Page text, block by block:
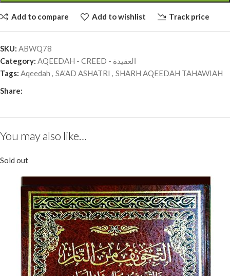
Add to compare Add to wishlist Track price
SKU: ABWQ78
Category:
AQEEDAH - CREED - العقيدة
Tags: Aqeedah , SA'AD ASHATRI , SHARH AQEEDAH TAHAWIAH
Share:
You may also like…
Sold out